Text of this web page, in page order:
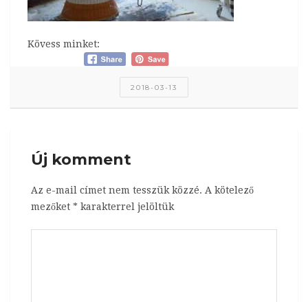
Kövess minket:
2018-03-13
Új komment
Az e-mail címet nem tesszük közzé. A kötelező
mezőket * karakterrel jelöltük